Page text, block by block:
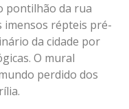
pontilhão da rua
imensos répteis pré-
da cidade por
O mural
perdido dos